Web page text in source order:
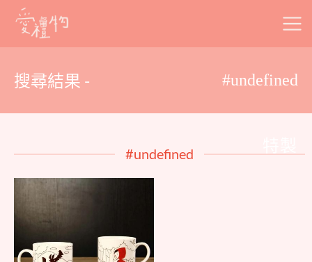
Skip
搜尋結果 - #undefined
#undefined